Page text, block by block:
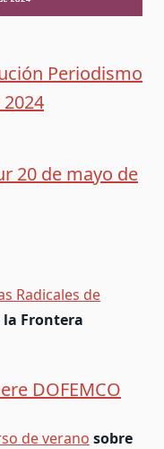
Periodismo
20 de mayo de
Radicales de
la Frontera
DOFEMCO
de verano sobre